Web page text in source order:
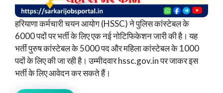
हरियाणा कर्मचारी चयन आयोग (HSSC) ने पुलिस कांस्टेबल के
6000 पदों पर भर्ती के लिए एक नई नोटिफिकेशन जारी की है। यह
भर्ती पुरुष कांस्टेबल के 5000 पद और महिला कांस्टेबल के 1000
पदों के लिए की जा रही है। उम्मीदवार hssc.gov.in पर जाकर इस
भर्ती के लिए आवेदन कर सकते हैं।